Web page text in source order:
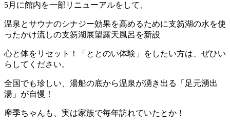
5月に館内を一部リニューアルをして、
温泉とサウナのシナジー効果を高めるために支笏湖の水を使
ったかけ流しの支笏湖展望露天風呂を新設
心と体をリセット！「ととのい体験」をしたい方は、ぜひい
らしてください。
全国でも珍しい、湯船の底から温泉が湧き出る「足元湧出
湯」が自慢！
摩季ちゃんも、実は家族で毎年訪れていたとか！